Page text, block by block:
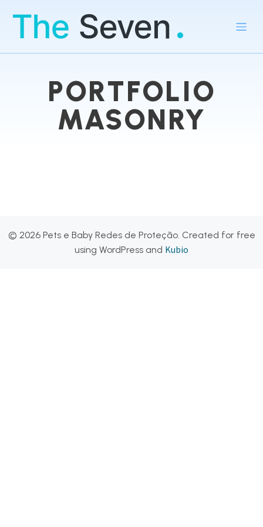
PORTFOLIO
MASONRY
© 2026 Pets e Baby Redes de Proteção. Created for free
using WordPress and Kubio